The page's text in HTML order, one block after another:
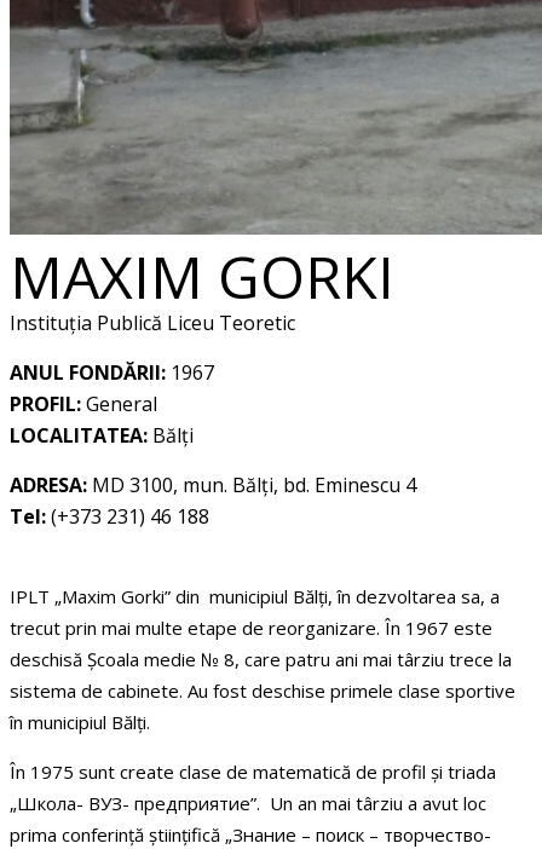
MAXIM GORKI
Instituția Publică Liceu Teoretic
ANUL FONDĂRII: 1967
PROFIL:General
LOCALITATEA: Bălți
ADRESA: MD 3100, mun. Bălți, bd. Eminescu 4
Tel:(+373 231) 46 188
IPLT „Maxim Gorki” din municipiul Bălți, în dezvoltarea sa, a
trecut prin mai multe etape de reorganizare. În 1967 este
deschisă Școala medie № 8, care patru ani mai târziu trece la
sistema de cabinete. Au fost deschise primele clase sportive
în municipiul Bălți.
În 1975 sunt create clase de matematică de profil și triada
„Школа- ВУЗ- предприятие”. Un an mai târziu a avut loc
prima conferință științifică „Знание – поиск – творчество-